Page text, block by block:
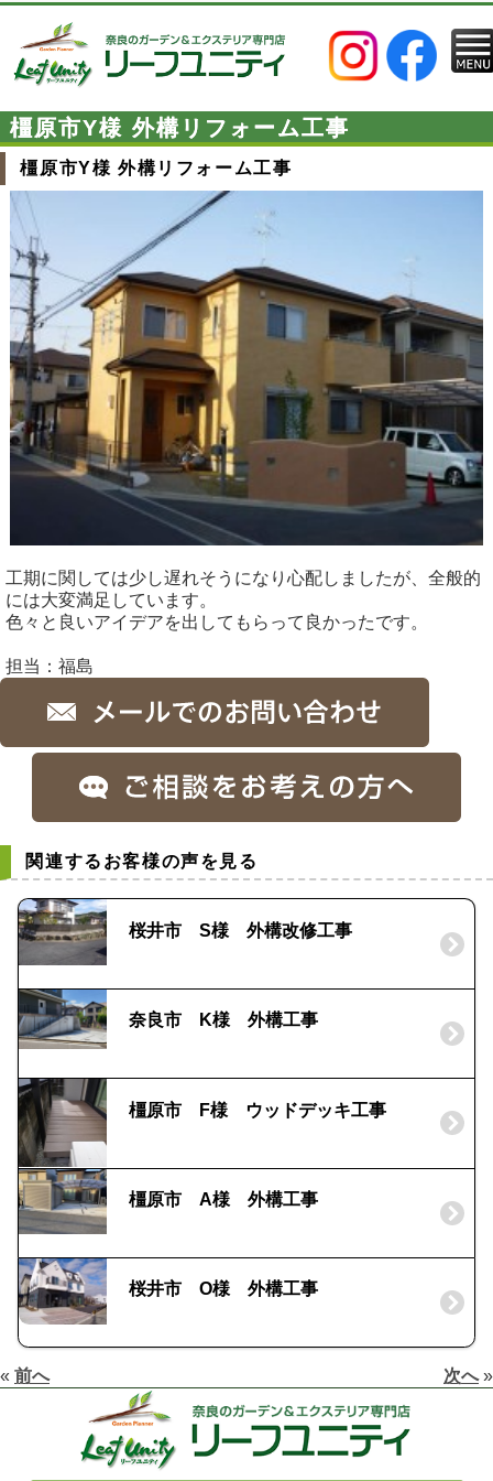
橿原市Y様 外構リフォーム工事
橿原市Y様 外構リフォーム工事
工期に関しては少し遅れそうになり心配しましたが、全般的
には大変満足しています。
色々と良いアイデアを出してもらって良かったです。
担当：福島
関連するお客様の声を見る
桜井市 S様 外構改修工事
奈良市 K様 外構工事
橿原市 F様 ウッドデッキ工事
橿原市 A様 外構工事
桜井市 O様 外構工事
« 前へ 次へ»